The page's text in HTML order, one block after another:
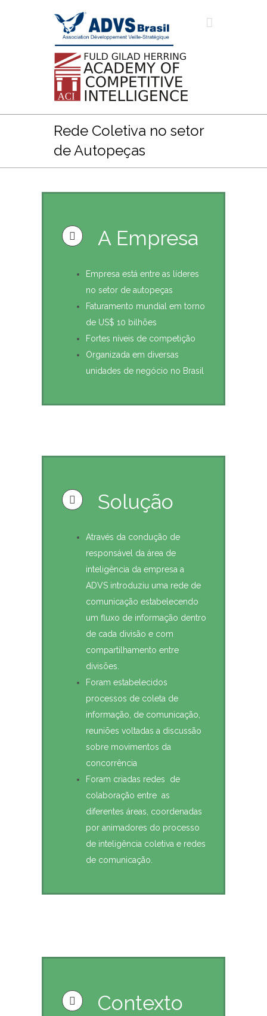
Rede Coletiva no setor
de Autopeças
A Empresa
Empresa está entre as líderes
no setor de autopeças
Faturamento mundial em torno
de US$ 10 bilhões
Fortes níveis de competição
Organizada em diversas
unidades de negócio no Brasil
Solução
Através da condução de
responsável da área de
inteligência da empresa a
ADVS introduziu uma rede de
comunicação estabelecendo
um fluxo de informação dentro
de cada divisão e com
compartilhamento entre
divisões.
Foram estabelecidos
processos de coleta de
informação, de comunicação,
reuniões voltadas a discussão
sobre movimentos da
concorrência
Foram criadas redes de
colaboração entre as
diferentes áreas, coordenadas
por animadores do processo
de inteligência coletiva e redes
de comunicação.
Contexto